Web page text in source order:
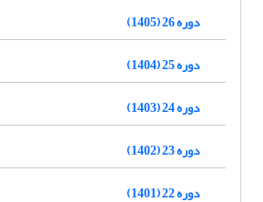
دوره 26 (1405)
دوره 25 (1404)
دوره 24 (1403)
دوره 23 (1402)
دوره 22 (1401)